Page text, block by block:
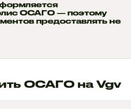
ОСАГО — поэтому
предоставлять не
ОСАГО на Vgv